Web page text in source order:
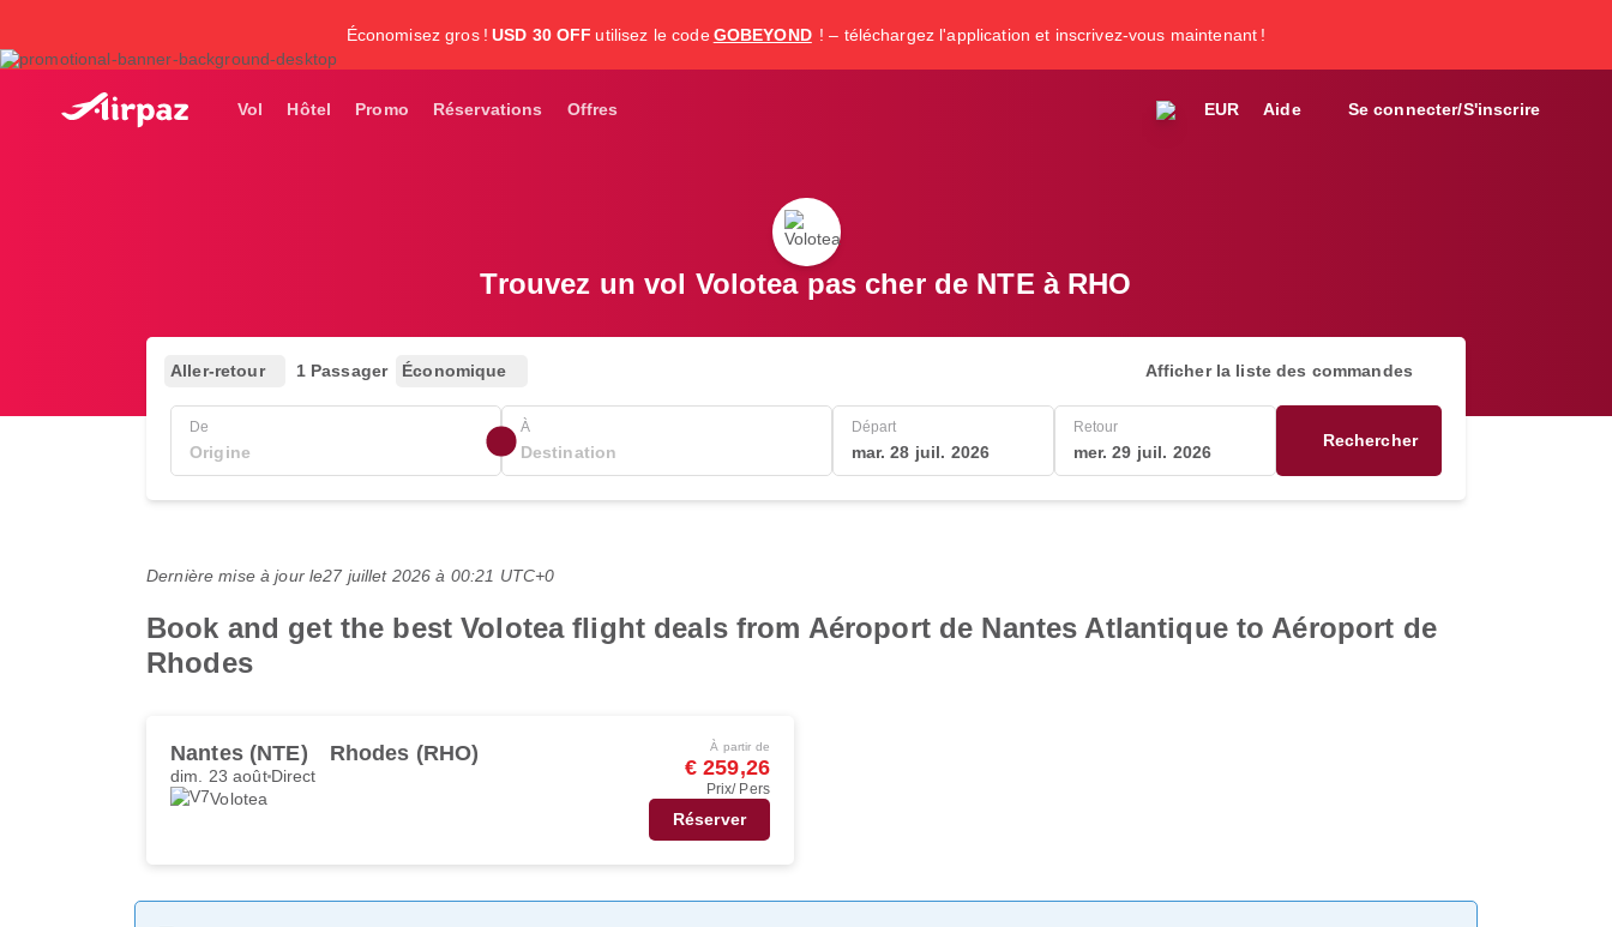
Économisez gros ! USD 30 OFF utilisez le code GOBEYOND ! – téléchargez l'application et inscrivez-vous maintenant !
Vol Hôtel Promo Réservations Offres EUR Aide Se connecter/S'inscrire
Trouvez un vol Volotea pas cher de NTE à RHO
Aller-retour 1 Passager Économique Afficher la liste des commandes
De À Départ
mar. 28 juil. 2026
Retour
mer. 29 juil. 2026
Rechercher
Dernière mise à jour le27 juillet 2026 à 00:21 UTC+0
Book and get the best Volotea flight deals from Aéroport de Nantes Atlantique to Aéroport de
Rhodes
Nantes (NTE) Rhodes (RHO)
dim. 23 aoûtDirect
Volotea
À partir de
€ 259,26
Prix/ Pers
Réserver